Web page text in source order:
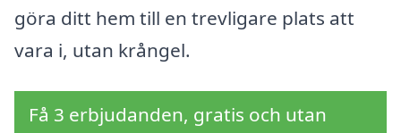
göra ditt hem till en trevligare plats att
vara i, utan krångel.
Få 3 erbjudanden, gratis och utan